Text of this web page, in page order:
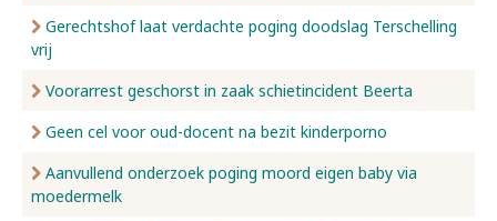
Gerechtshof laat verdachte poging doodslag Terschelling
vrij
Voorarrest geschorst in zaak schietincident Beerta
Geen cel voor oud-docent na bezit kinderporno
Aanvullend onderzoek poging moord eigen baby via
moedermelk